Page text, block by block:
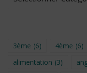
3ème (6) 4ème (6)
alimentation (3)